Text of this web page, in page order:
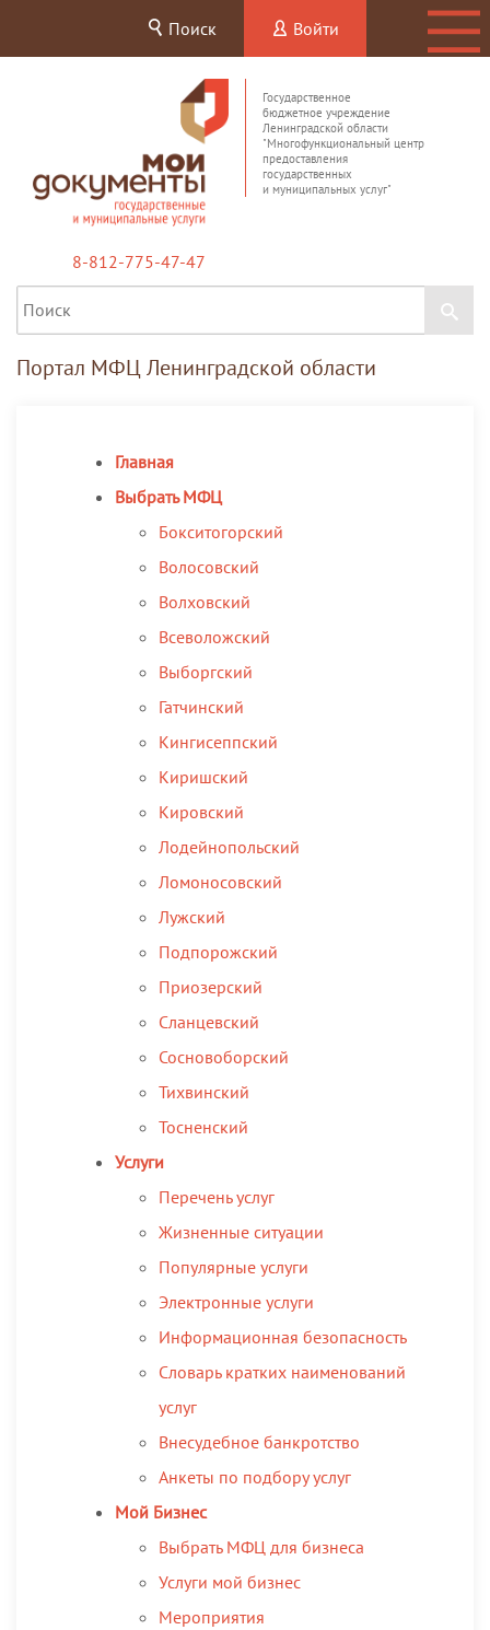
Поиск Войти
Государственное
бюджетное учреждение
Ленинградской области
"Многофункциональный центр
предоставления
государственных
и муниципальных услуг"
8-812-775-47-47
Портал МФЦ Ленинградской области
Главная
Выбрать МФЦ
Бокситогорский
Волосовский
Волховский
Всеволожский
Выборгский
Гатчинский
Кингисеппский
Киришский
Кировский
Лодейнопольский
Ломоносовский
Лужский
Подпорожский
Приозерский
Сланцевский
Сосновоборский
Тихвинский
Тосненский
Услуги
Перечень услуг
Жизненные ситуации
Популярные услуги
Электронные услуги
Информационная безопасность
Словарь кратких наименований
услуг
Внесудебное банкротство
Анкеты по подбору услуг
Мой Бизнес
Выбрать МФЦ для бизнеса
Услуги мой бизнес
Мероприятия